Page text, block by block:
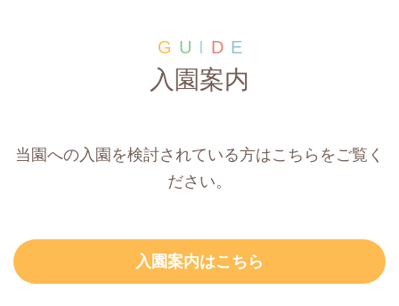
G U I D E
入園案内
当園への入園を検討されている方はこちらをご覧く
ださい。
入園案内はこちら